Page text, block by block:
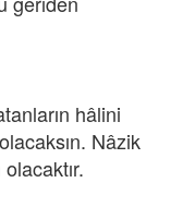
hâlini
Nâzik